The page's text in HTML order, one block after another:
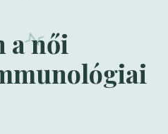
a női